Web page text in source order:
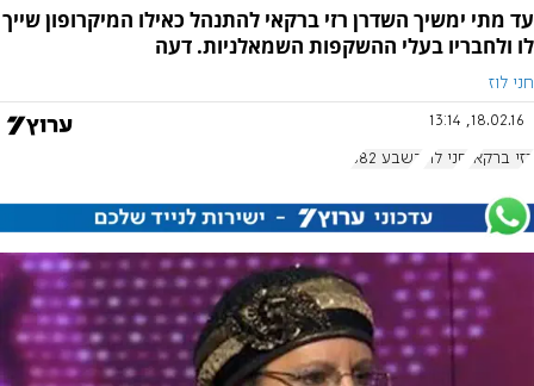
עד מתי ימשיך השדרן רזי ברקאי להתנהל כאילו המיקרופון שייך
לו ולחבריו בעלי ההשקפות השמאלניות. דעה
חני לוז
18.02.16, 13:14
רזי ברקאי חני לוז בשבע 682